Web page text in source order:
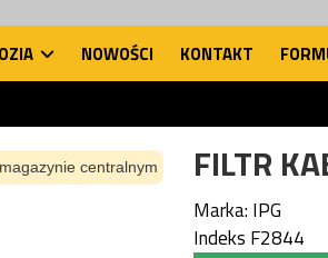
NOWOŚCI KONTAKT
centralnym FILTR
Marka: IPG
Indeks F2844